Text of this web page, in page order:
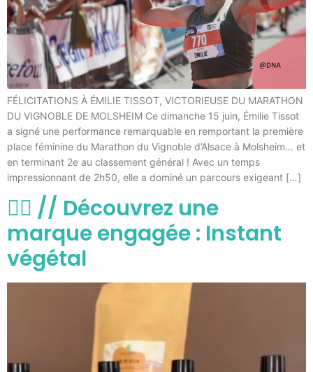
FÉLICITATIONS À ÉMILIE TISSOT, VICTORIEUSE DU MARATHON
DU VIGNOBLE DE MOLSHEIM Ce dimanche 15 juin, Émilie Tissot
a signé une performance remarquable en remportant la première
place féminine du Marathon du Vignoble d’Alsace à Molsheim… et
en terminant 2e au classement général ! Avec un temps
impressionnant de 2h50, elle a dominé un parcours exigeant […]
🧘‍♀️ // Découvrez une
marque engagée : Instant
végétal